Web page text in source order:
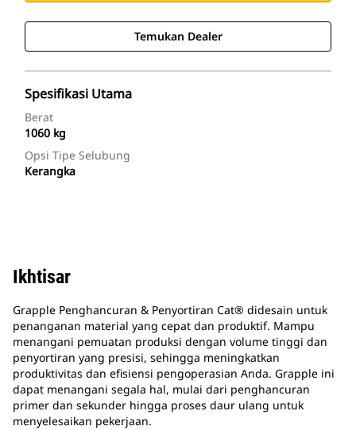
Temukan Dealer
Spesifikasi Utama
Berat
1060 kg
Opsi Tipe Selubung
Kerangka
Ikhtisar
Grapple Penghancuran & Penyortiran Cat® didesain untuk
penanganan material yang cepat dan produktif. Mampu
menangani pemuatan produksi dengan volume tinggi dan
penyortiran yang presisi, sehingga meningkatkan
produktivitas dan efisiensi pengoperasian Anda. Grapple ini
dapat menangani segala hal, mulai dari penghancuran
primer dan sekunder hingga proses daur ulang untuk
menyelesaikan pekerjaan.